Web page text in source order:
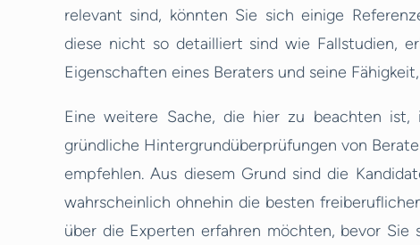
relevant sind, könnten Sie sich einige
diese nicht so detailliert sind wie Fallstudien,
Eigenschaften eines Beraters und seine
Eine weitere Sache, die hier zu beachten ist,
gründliche Hintergrundüberprüfungen von
empfehlen. Aus diesem Grund sind die
wahrscheinlich ohnehin die besten
über die Experten erfahren möchten, bevor Sie